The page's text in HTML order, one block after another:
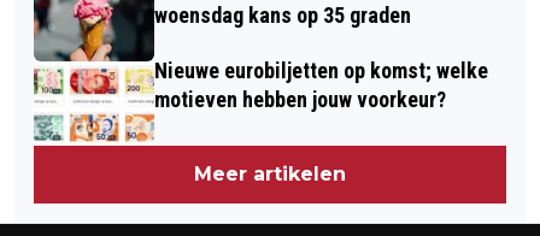
woensdag kans op 35 graden
Nieuwe eurobiljetten op komst; welke
motieven hebben jouw voorkeur?
Meer artikelen